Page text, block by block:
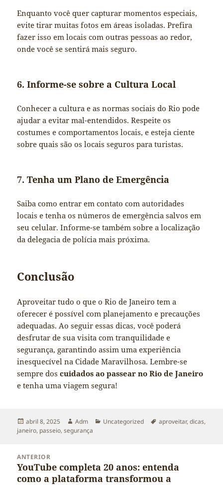
Enquanto você quer capturar momentos especiais,
evite tirar muitas fotos em áreas isoladas. Prefira
fazer isso em locais com outras pessoas ao redor,
onde você se sentirá mais seguro.
6. Informe-se sobre a Cultura Local
Conhecer a cultura e as normas sociais do Rio pode
ajudar a evitar mal-entendidos. Respeite os
costumes e comportamentos locais, e esteja ciente
sobre quais são os locais seguros para turistas.
7. Tenha um Plano de Emergência
Saiba como entrar em contato com autoridades
locais e tenha os números de emergência salvos em
seu celular. Informe-se também sobre a localização
da delegacia de polícia mais próxima.
Conclusão
Aproveitar tudo o que o Rio de Janeiro tem a
oferecer é possível com planejamento e precauções
adequadas. Ao seguir essas dicas, você poderá
desfrutar de sua visita com tranquilidade e
segurança, garantindo assim uma experiência
inesquecível na Cidade Maravilhosa. Lembre-se
sempre doscuidados ao passear no Rio de Janeiro
e tenha uma viagem segura!
Publicado
em
abril 8, 2025 Autor
Adm Categorias
Uncategorized Tags
aproveitar,dicas,
janeiro, passeio,segurança
ANTERIOR
Post
anterior:
YouTube completa 20 anos: entenda
como a plataforma transformou a